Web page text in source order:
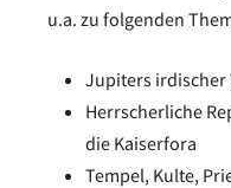
u.a. zu folgenden
Jupiters irdischer
Herrscherliche
die Kaiserfora
Tempel, Kulte,